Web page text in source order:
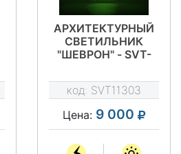
АРХИТЕКТУРНЫЙ
СВЕТИЛЬНИК
"ШЕВРОН" - SVT-
GREEN
код: SVT11303
Цена: 9 000